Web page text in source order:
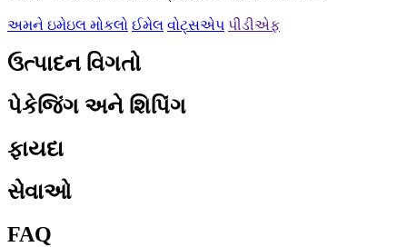
અમને ઇમેઇલ મોકલો ઈમેલ વોટ્સએપ પીડીએફ
ઉત્પાદન વિગતો
પેકેજિંગ અને શિપિંગ
ફાયદા
સેવાઓ
FAQ